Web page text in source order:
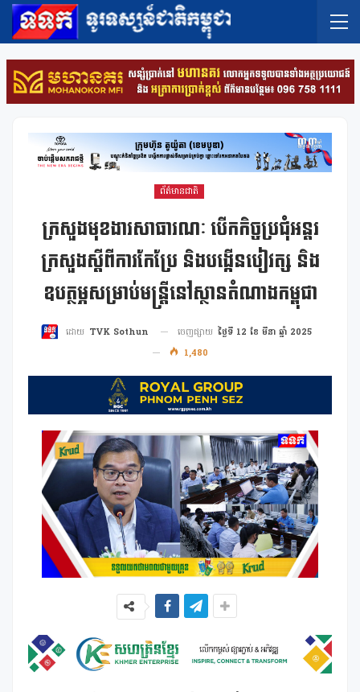
ព័ត៌មានជាតិ
ក្រសួងមុខងារសាធារណៈ បើកកិច្ចប្រជុំអន្តរ
ក្រសួងស្តីពីការកែប្រែ និងបង្កើនបៀវត្ស និង
ឧបត្ថម្ភសម្រាប់មន្រ្តីនៅស្ថានតំណាងកម្ពុជា
ដោយ TVK Sothun ចេញផ្សាយ ថ្ងៃទី 12 ខែ មីនា ឆ្នាំ 2025
1,480